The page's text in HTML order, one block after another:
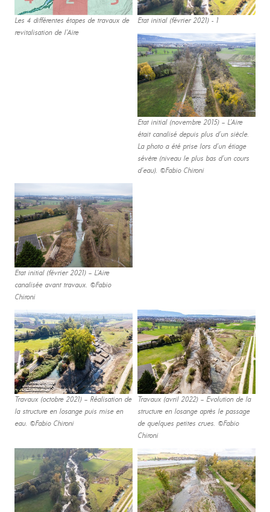
Les 4 différentes étapes de travaux de
revitalisation de l’Aire
Etat initial (février 2021) - 1
Etat initial (novembre 2015) – L’Aire
était canalisé depuis plus d’un siècle.
La photo a été prise lors d’un étiage
sévère (niveau le plus bas d’un cours
d’eau). ©Fabio Chironi
Etat initial (février 2021) – L’Aire
canalisée avant travaux. ©Fabio
Chironi
Travaux (octobre 2021) – Réalisation de
la structure en losange puis mise en
eau. ©Fabio Chironi
Travaux (avril 2022) – Evolution de la
structure en losange après le passage
de quelques petites crues. ©Fabio
Chironi